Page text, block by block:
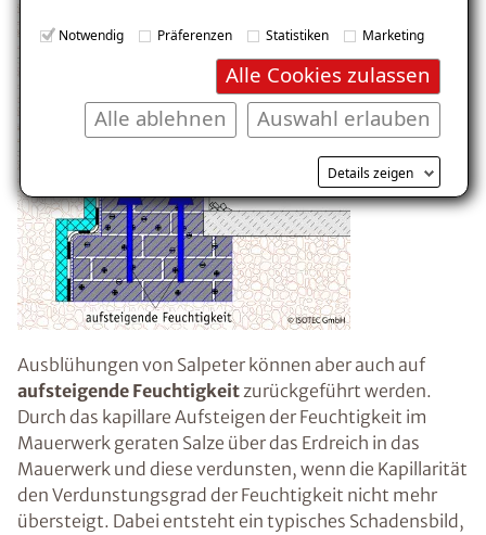
Notwendig Präferenzen Statistiken Marketing
Alle Cookies zulassen
Auswahl erlauben
Alle ablehnen
Details zeigen
Ausblühungen von Salpeter können aber auch auf
aufsteigende Feuchtigkeitzurückgeführt werden.
Durch das kapillare Aufsteigen der Feuchtigkeit im
Mauerwerk geraten Salze über das Erdreich in das
Mauerwerk und diese verdunsten, wenn die Kapillarität
den Verdunstungsgrad der Feuchtigkeit nicht mehr
übersteigt. Dabei entsteht ein typisches Schadensbild,
E-Mail eingeben
Kostenlosen Ratgeber anfordern
Voraussetzung für den Erhalt des kostenfreien
Ratgebers ist die Anmeldung zu unserem Newsletter.